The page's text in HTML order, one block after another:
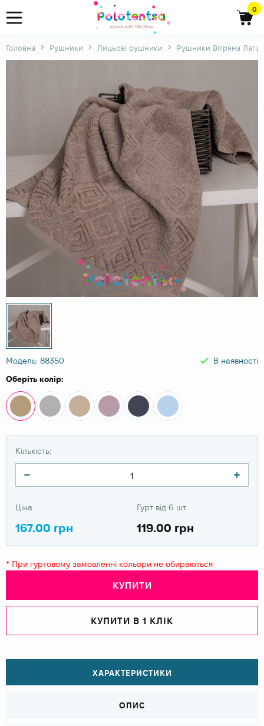
0
Головна Рушники Лицьові рушники Рушники Вітряна
Модель: 88350
В наявності
Оберіть колір:
Кількість:
Ціна
167.00 грн
Гурт від 6 шт.
119.00 грн
* При гуртовому замовленні кольори не обираються
КУПИТИ
КУПИТИ В 1 КЛІК
ХАРАКТЕРИСТИКИ
ОПИС